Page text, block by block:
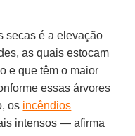
secas é a elevação
as quais estocam
e que têm o maior
essas árvores
os incêndios
intensos — afirma